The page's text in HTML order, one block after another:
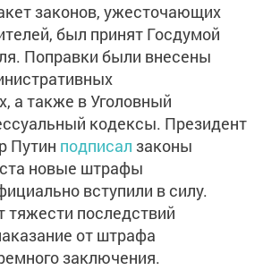
законов, ужесточающих
был принят Госдумой
Поправки были внесены
а также в Уголовный
кодексы. Президент
Путин подписал законы
новые штрафы
вступили в силу.
тяжести последствий
от штрафа
заключения.